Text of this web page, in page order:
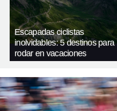
Escapadas ciclistas
inolvidables: 5 destinos para
rodar en vacaciones